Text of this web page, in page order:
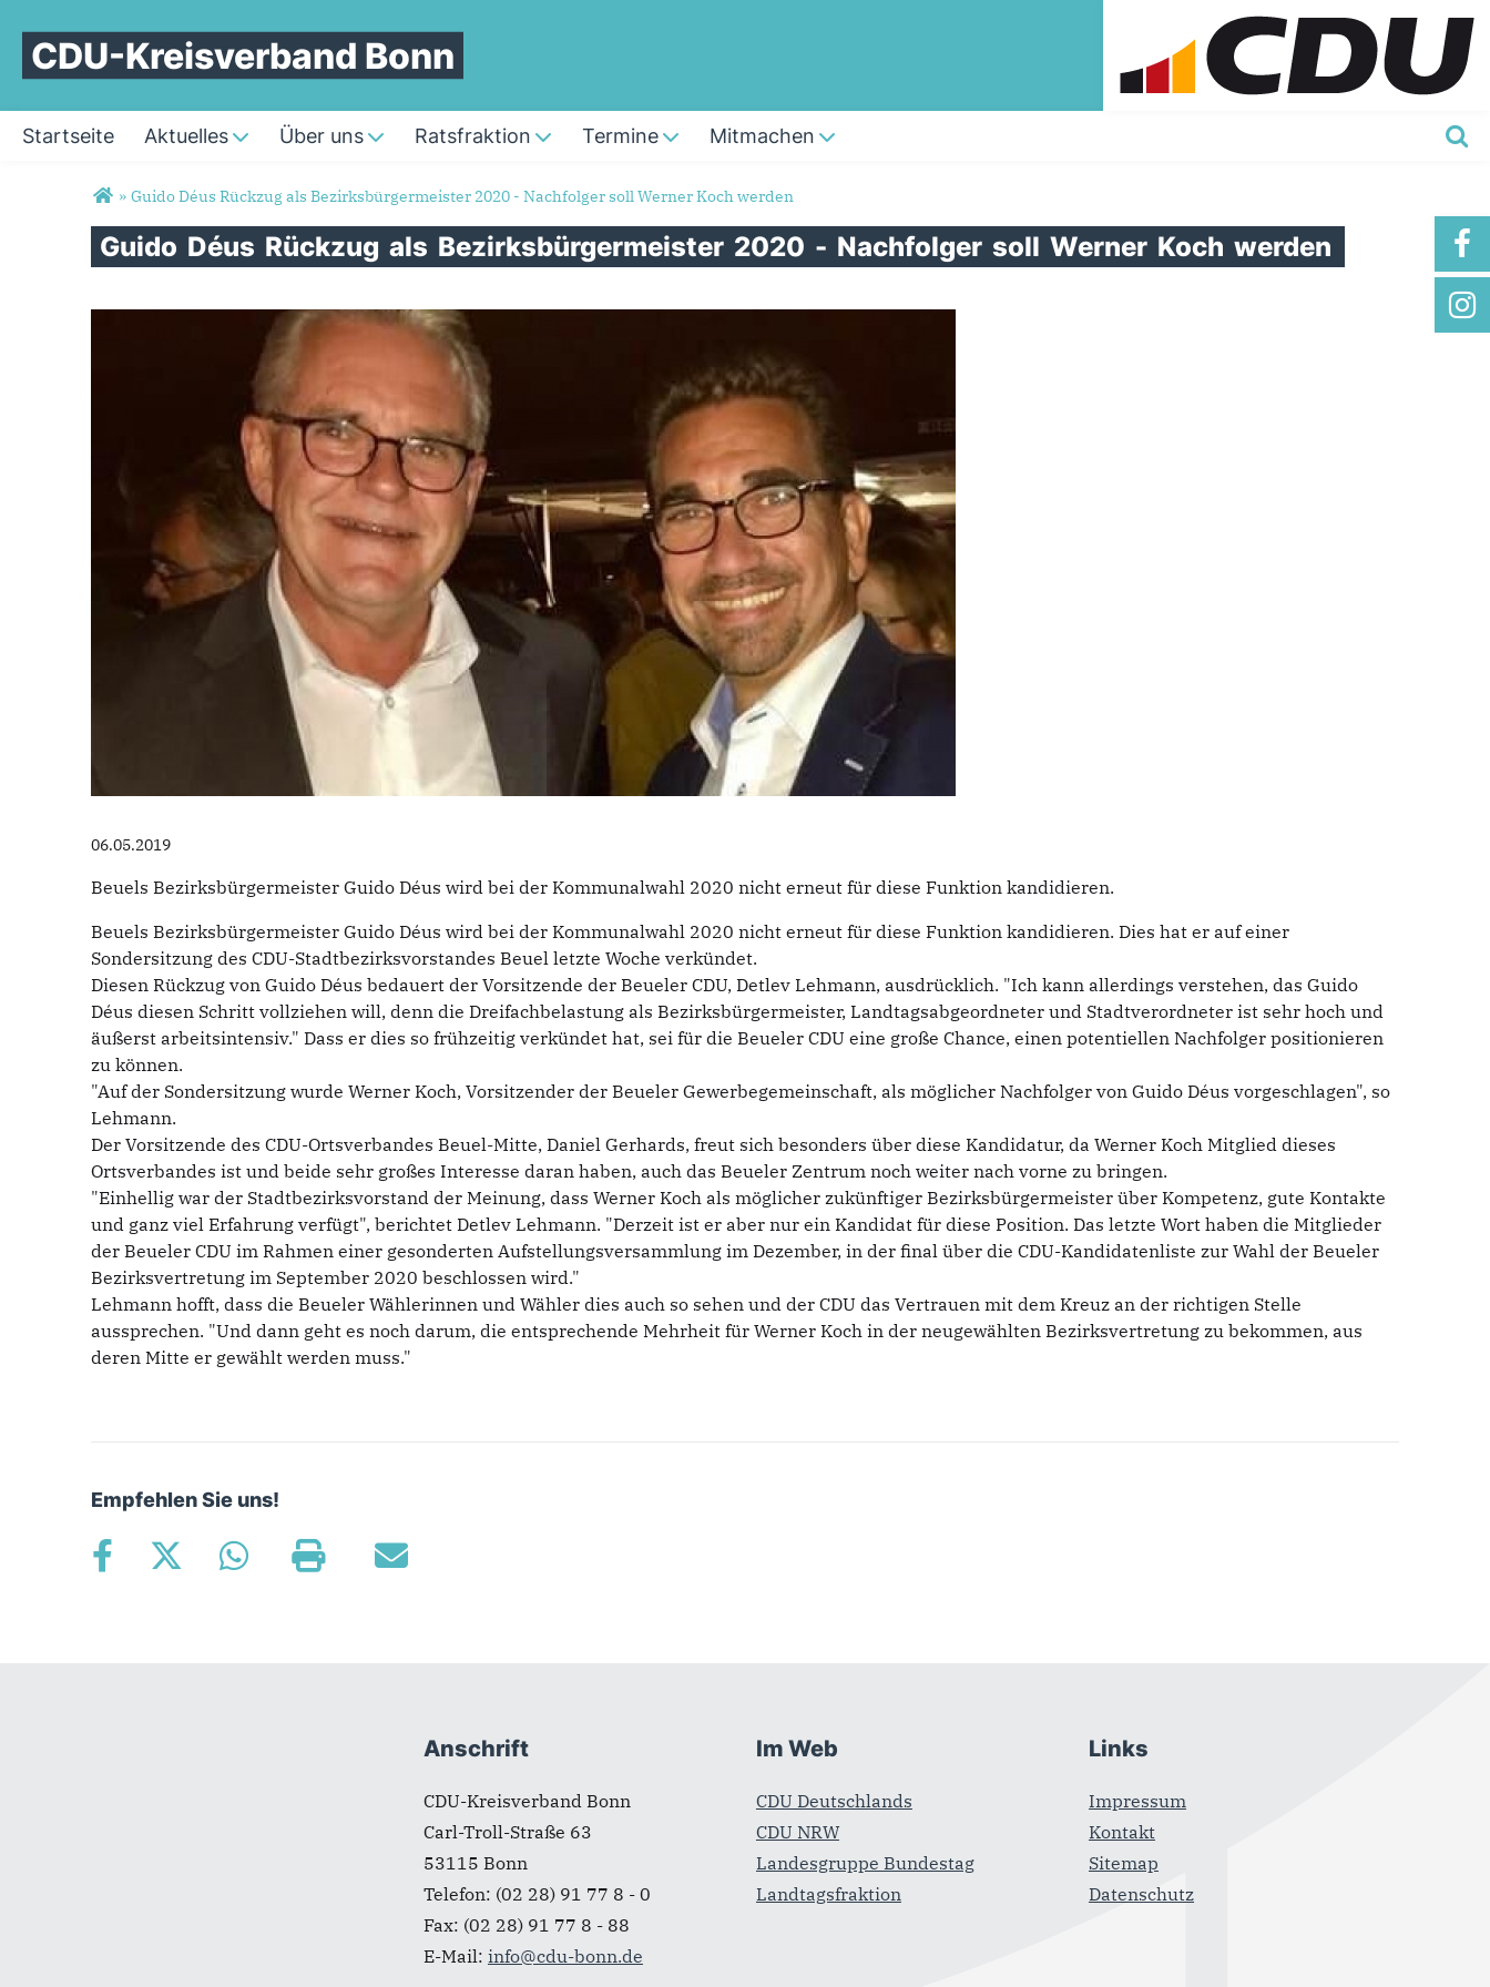
CDU-Kreisverband Bonn
Startseite Aktuelles Über uns Ratsfraktion Termine Mitmachen
Sie sind hier
» Guido Déus Rückzug als Bezirksbürgermeister 2020 - Nachfolger soll Werner Koch werden
Guido Déus Rückzug als Bezirksbürgermeister 2020 - Nachfolger soll Werner Koch werden
06.05.2019
Beuels Bezirksbürgermeister Guido Déus wird bei der Kommunalwahl 2020 nicht erneut für diese Funktion kandidieren.
Beuels Bezirksbürgermeister Guido Déus wird bei der Kommunalwahl 2020 nicht erneut für diese Funktion kandidieren. Dies hat er auf einer
Sondersitzung des CDU-Stadtbezirksvorstandes Beuel letzte Woche verkündet.
Diesen Rückzug von Guido Déus bedauert der Vorsitzende der Beueler CDU, Detlev Lehmann, ausdrücklich. "Ich kann allerdings verstehen, das Guido
Déus diesen Schritt vollziehen will, denn die Dreifachbelastung als Bezirksbürgermeister, Landtagsabgeordneter und Stadtverordneter ist sehr hoch und
äußerst arbeitsintensiv." Dass er dies so frühzeitig verkündet hat, sei für die Beueler CDU eine große Chance, einen potentiellen Nachfolger positionieren
zu können.
"Auf der Sondersitzung wurde Werner Koch, Vorsitzender der Beueler Gewerbegemeinschaft, als möglicher Nachfolger von Guido Déus vorgeschlagen", so
Lehmann.
Der Vorsitzende des CDU-Ortsverbandes Beuel-Mitte, Daniel Gerhards, freut sich besonders über diese Kandidatur, da Werner Koch Mitglied dieses
Ortsverbandes ist und beide sehr großes Interesse daran haben, auch das Beueler Zentrum noch weiter nach vorne zu bringen.
"Einhellig war der Stadtbezirksvorstand der Meinung, dass Werner Koch als möglicher zukünftiger Bezirksbürgermeister über Kompetenz, gute Kontakte
und ganz viel Erfahrung verfügt", berichtet Detlev Lehmann. "Derzeit ist er aber nur ein Kandidat für diese Position. Das letzte Wort haben die Mitglieder
der Beueler CDU im Rahmen einer gesonderten Aufstellungsversammlung im Dezember, in der final über die CDU-Kandidatenliste zur Wahl der Beueler
Bezirksvertretung im September 2020 beschlossen wird."
Lehmann hofft, dass die Beueler Wählerinnen und Wähler dies auch so sehen und der CDU das Vertrauen mit dem Kreuz an der richtigen Stelle
aussprechen. "Und dann geht es noch darum, die entsprechende Mehrheit für Werner Koch in der neugewählten Bezirksvertretung zu bekommen, aus
deren Mitte er gewählt werden muss."
Empfehlen Sie uns!
Anschrift
CDU-Kreisverband Bonn
Carl-Troll-Straße 63
53115 Bonn
Telefon: (02 28) 91 77 8 - 0
Fax: (02 28) 91 77 8 - 88
E-Mail: info@cdu-bonn.de
Im Web
CDU Deutschlands
CDU NRW
Landesgruppe Bundestag
Landtagsfraktion
Links
Impressum
Kontakt
Sitemap
Datenschutz